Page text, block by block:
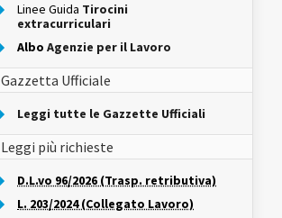
Linee Guida Tirocini
extracurriculari
Albo Agenzie per il Lavoro
Gazzetta Ufficiale
Leggi tutte le Gazzette Ufficiali
Leggi più richieste
D.L.vo 96/2026 (Trasp. retributiva)
L. 203/2024 (Collegato Lavoro)